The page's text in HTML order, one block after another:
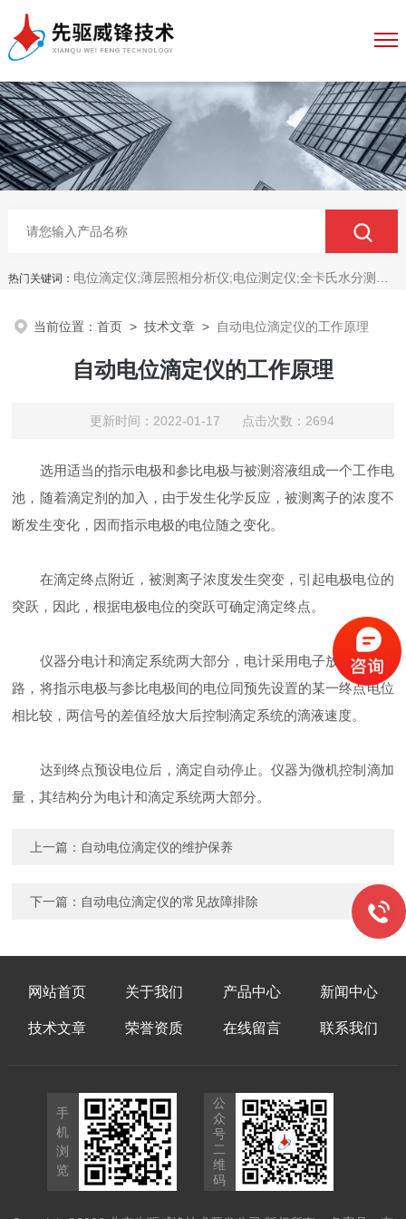
热门关键词： 电位滴定仪;薄层照相分析仪;电位测定仪;全卡氏水分测定仪;全自动永停滴定仪;菌落计数分析仪;抑菌圈测量仪;抑菌圈分析仪
当前位置：首页 >技术文章 > 自动电位滴定仪的工作原理
自动电位滴定仪的工作原理
更新时间：2022-01-17 点击次数：2694
选用适当的指示电极和参比电极与被测溶液组成一个工作电
池，随着滴定剂的加入，由于发生化学反应，被测离子的浓度不
断发生变化，因而指示电极的电位随之变化。
在滴定终点附近，被测离子浓度发生突变，引起电极电位的
突跃，因此，根据电极电位的突跃可确定滴定终点。
仪器分电计和滴定系统两大部分，电计采用电子放大控制线
路，将指示电极与参比电极间的电位同预先设置的某一终点电位
相比较，两信号的差值经放大后控制滴定系统的滴液速度。
达到终点预设电位后，滴定自动停止。仪器为微机控制滴加
量，其结构分为电计和滴定系统两大部分。
上一篇： 自动电位滴定仪的维护保养
下一篇： 自动电位滴定仪的常见故障排除
网站首页 关于我们 产品中心 新闻中心
技术文章 荣誉资质 在线留言 联系我们
手
机
浏
览
公
众
号
二
维
码